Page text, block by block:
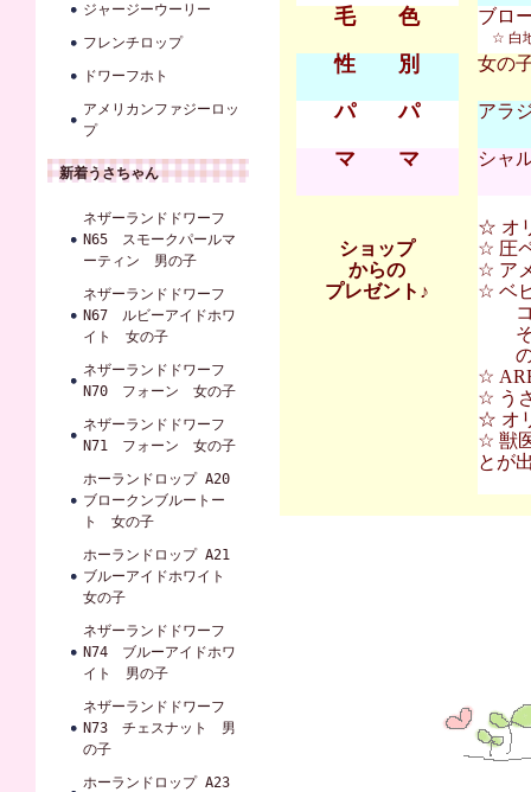
ジャージーウーリー
フレンチロップ
ドワーフホト
アメリカンファジーロッ
プ
新着うさちゃん
ネザーランドドワーフ
N65 スモークパールマ
ーティン 男の子
ネザーランドドワーフ
N67 ルビーアイドホワ
イト 女の子
ネザーランドドワーフ
N70 フォーン 女の子
ネザーランドドワーフ
N71 フォーン 女の子
ホーランドロップ A20
ブロークンブルートー
ト 女の子
ホーランドロップ A21
ブルーアイドホワイト
女の子
ネザーランドドワーフ
N74 ブルーアイドホワ
イト 男の子
ネザーランドドワーフ
N73 チェスナット 男
の子
ホーランドロップ A23
毛 色 ブロ
☆ 白地
性 別 女の
パ パ アラ
マ マ シャ
ショップ
からの
プレゼント♪
☆ オ
☆ 圧
☆ ア
☆ ベ
コ
そ
の
☆
☆ う
☆ オ
☆ 獣
とが